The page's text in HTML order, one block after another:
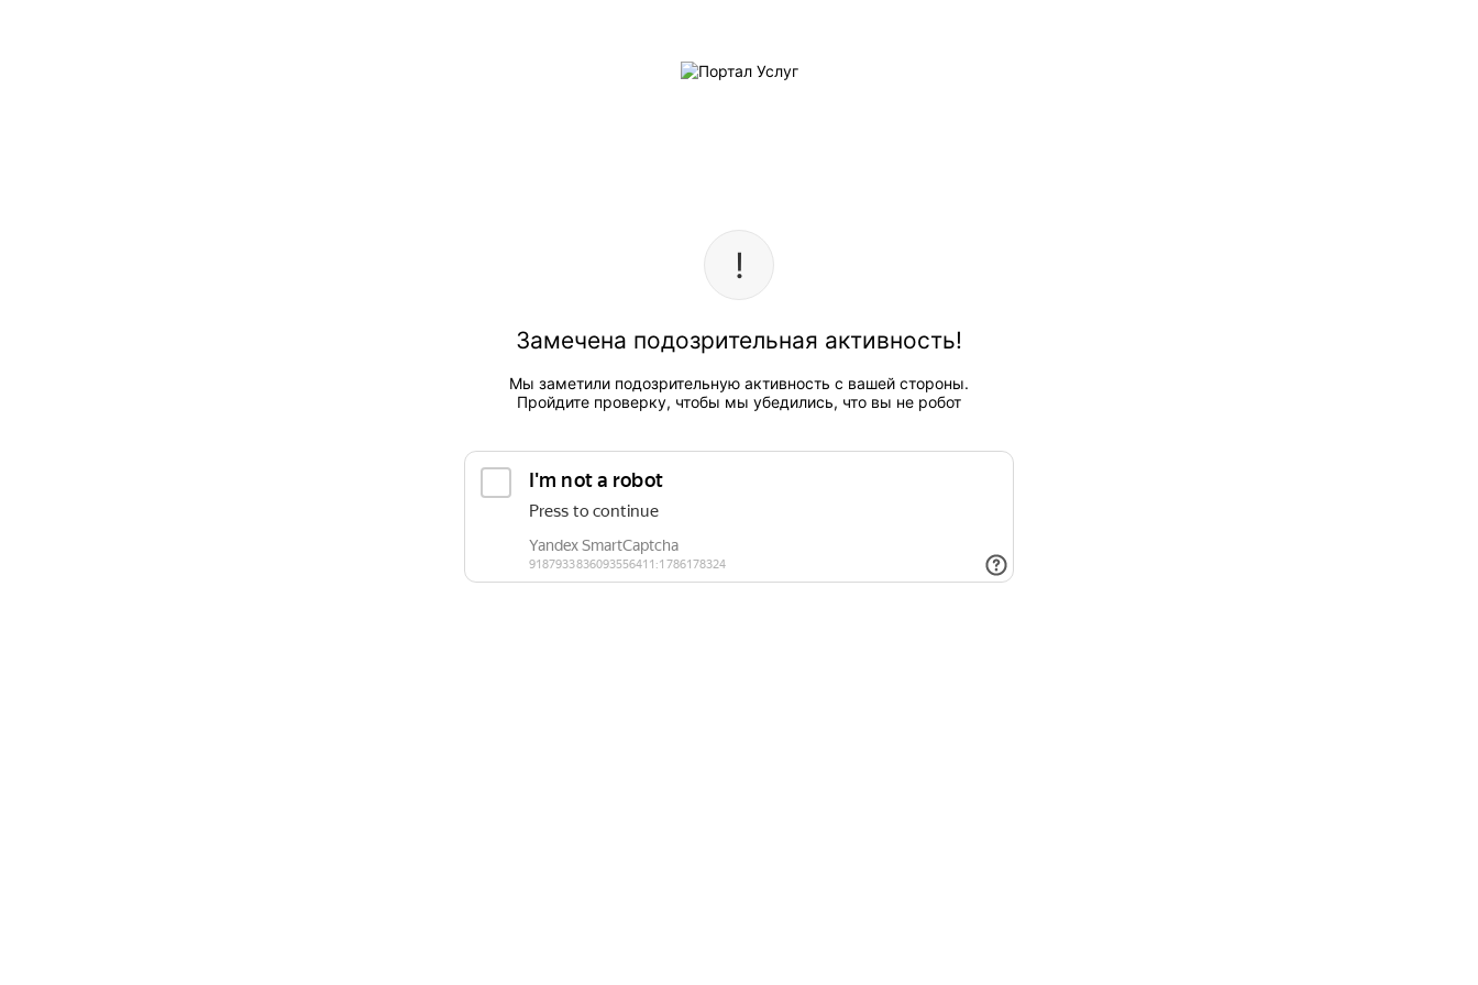
Замечена подозрительная активность!
Мы заметили подозрительную активность с вашей стороны.
Пройдите проверку, чтобы мы убедились, что вы не робот